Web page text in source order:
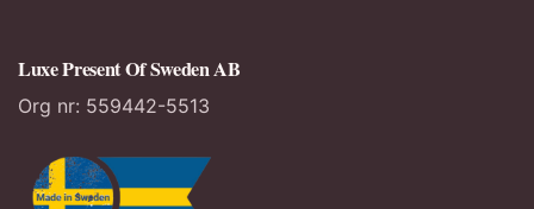
Luxe Present Of Sweden AB
Org nr: 559442-5513